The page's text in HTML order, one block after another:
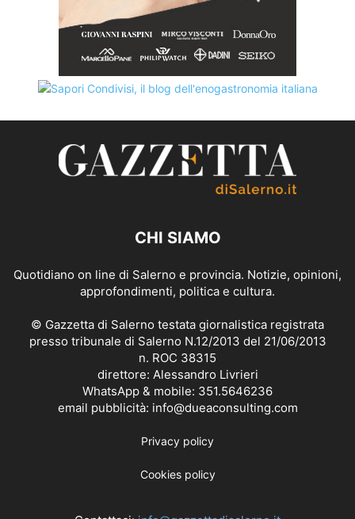
CHI SIAMO
Quotidiano on line di Salerno e provincia. Notizie, opinioni,
approfondimenti, politica e cultura.
© Gazzetta di Salerno testata giornalistica registrata
presso tribunale di Salerno N.12/2013 del 21/06/2013
n. ROC 38315
direttore: Alessandro Livrieri
WhatsApp & mobile: 351.5646236
email pubblicità: info@dueaconsulting.com
Privacy policy
Cookies policy